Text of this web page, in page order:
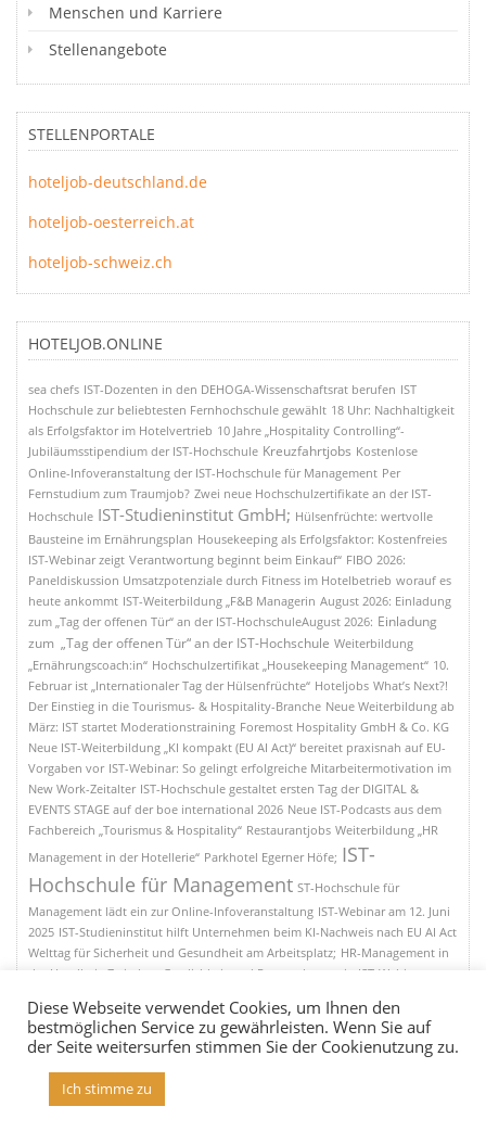
Menschen und Karriere
Stellenangebote
STELLENPORTALE
hoteljob-deutschland.de
hoteljob-oesterreich.at
hoteljob-schweiz.ch
HOTELJOB.ONLINE
sea chefs IST-Dozenten in den DEHOGA-Wissenschaftsrat berufen IST
Hochschule zur beliebtesten Fernhochschule gewählt 18 Uhr: Nachhaltigkeit
als Erfolgsfaktor im Hotelvertrieb 10 Jahre „Hospitality Controlling“-
Jubiläumsstipendium der IST-Hochschule Kreuzfahrtjobs Kostenlose
Online-Infoveranstaltung der IST-Hochschule für Management Per
Fernstudium zum Traumjob? Zwei neue Hochschulzertifikate an der IST-
Hochschule IST-Studieninstitut GmbH; Hülsenfrüchte: wertvolle
Bausteine im Ernährungsplan Housekeeping als Erfolgsfaktor: Kostenfreies
IST-Webinar zeigt Verantwortung beginnt beim Einkauf“ FIBO 2026:
Paneldiskussion Umsatzpotenziale durch Fitness im Hotelbetrieb worauf es
heute ankommt IST-Weiterbildung „F&B Managerin August 2026: Einladung
zum „Tag der offenen Tür“ an der IST-HochschuleAugust 2026: Einladung
zum „Tag der offenen Tür“ an der IST-Hochschule Weiterbildung
„Ernährungscoach:in“ Hochschulzertifikat „Housekeeping Management“ 10.
Februar ist „Internationaler Tag der Hülsenfrüchte“ Hoteljobs What’s Next?!
Der Einstieg in die Tourismus- & Hospitality-Branche Neue Weiterbildung ab
März: IST startet Moderationstraining Foremost Hospitality GmbH & Co. KG
Neue IST-Weiterbildung „KI kompakt (EU AI Act)“ bereitet praxisnah auf EU-
Vorgaben vor IST-Webinar: So gelingt erfolgreiche Mitarbeitermotivation im
New Work-Zeitalter IST-Hochschule gestaltet ersten Tag der DIGITAL &
EVENTS STAGE auf der boe international 2026 Neue IST-Podcasts aus dem
Fachbereich „Tourismus & Hospitality“ Restaurantjobs Weiterbildung „HR
Management in der Hotellerie“ Parkhotel Egerner Höfe; IST-
Hochschule für Management ST-Hochschule für
Management lädt ein zur Online-Infoveranstaltung IST-Webinar am 12. Juni
2025 IST-Studieninstitut hilft Unternehmen beim KI-Nachweis nach EU AI Act
Welttag für Sicherheit und Gesundheit am Arbeitsplatz; HR-Management in
der Hotellerie:Zwischen Gastlichkeit und Personalstrategie
IST-Webinar am
Nachfrage nach KI-Kompetenz steigt 5-Sterne-Superior-Hotel „Der
Sonnenhof IST-Studieninstitut Flusskreuzfahrtjobs
Diese Webseite verwendet Cookies, um Ihnen den
bestmöglichen Service zu gewährleisten. Wenn Sie auf
der Seite weitersurfen stimmen Sie der Cookienutzung zu.
Ich stimme zu